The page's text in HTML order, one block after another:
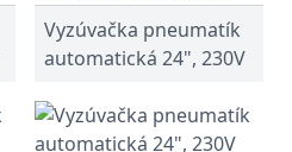
Vyzúvačka pneumatík
automatická 24", 230V